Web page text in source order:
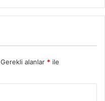
Gerekli alanlar * ile